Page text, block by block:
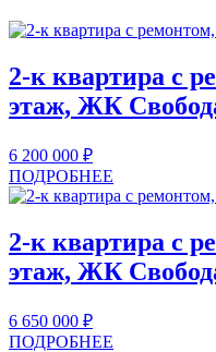
2-к квартира с
этаж, ЖК
6 200 000 ₽
ПОДРОБНЕЕ
2-к квартира с
этаж, ЖК
6 650 000 ₽
ПОДРОБНЕЕ